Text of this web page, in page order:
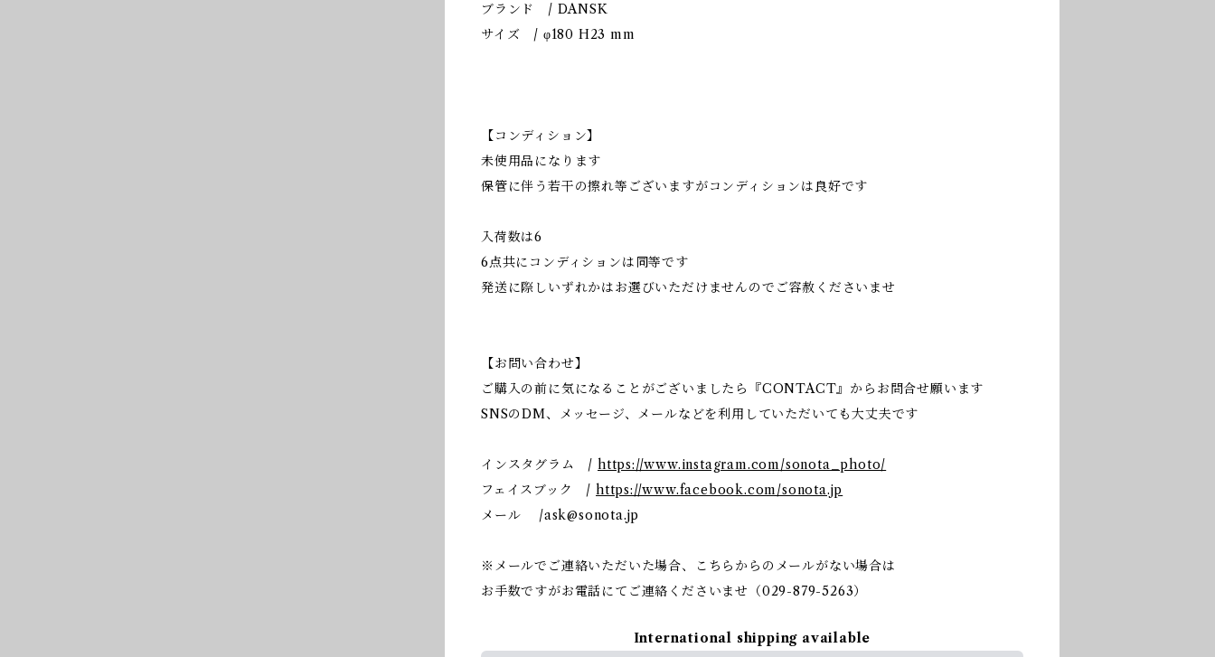
ブランド / DANSK
サイズ / φ180 H23 mm
【コンディション】
未使用品になります
保管に伴う若干の擦れ等ございますがコンディションは良好です
入荷数は6
6点共にコンディションは同等です
発送に際しいずれかはお選びいただけませんのでご容赦くださいませ
【お問い合わせ】
ご購入の前に気になることがございましたら『CONTACT』からお問合せ願います
SNSのDM、メッセージ、メールなどを利用していただいても大丈夫です
インスタグラム / https://www.instagram.com/sonota_photo/
フェイスブック /https://www.facebook.com/sonota.jp
メール /ask@sonota.jp
※メールでご連絡いただいた場合、こちらからのメールがない場合は
お手数ですがお電話にてご連絡くださいませ（029-879-5263）
International shipping available